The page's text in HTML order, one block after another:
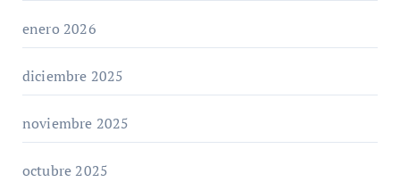
enero 2026
diciembre 2025
noviembre 2025
octubre 2025